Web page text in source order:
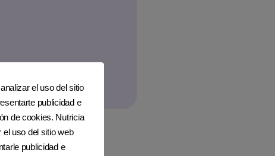
el uso del sitio
publicidad e
de cookies. Nutricia
uso del sitio web
publicidad e